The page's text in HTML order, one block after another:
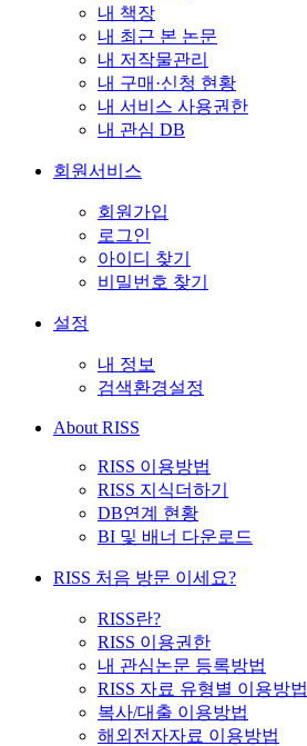
내 책장
내 최근 본 논문
내 저작물관리
내 구매·신청 현황
내 서비스 사용권한
내 관심 DB
회원서비스
회원가입
로그인
아이디 찾기
비밀번호 찾기
설정
내 정보
검색환경설정
About RISS
RISS 이용방법
RISS 지식더하기
DB연계 현황
BI 및 배너 다운로드
RISS 처음 방문 이세요?
RISS란?
RISS 이용권한
내 관심논문 등록방법
RISS 자료 유형별 이용방법
복사/대출 이용방법
해외전자자료 이용방법